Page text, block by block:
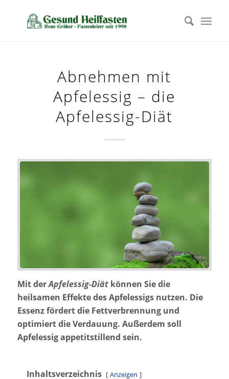
Abnehmen mit
Apfelessig – die
Apfelessig-Diät
Mit derApfelessig-Diätkönnen Sie die
heilsamen Effekte des Apfelessigs nutzen. Die
Essenz fördert die Fettverbrennung und
optimiert die Verdauung. Außerdem soll
Apfelessig appetitstillend sein.
Inhaltsverzeichnis Anzeigen